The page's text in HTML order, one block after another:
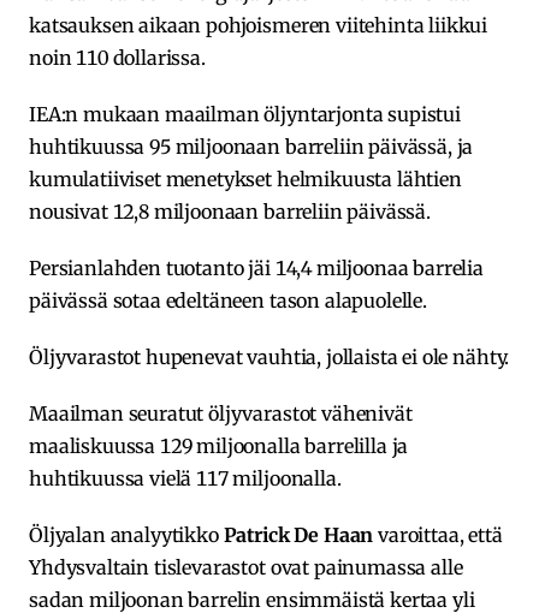
katsauksen aikaan pohjoismeren viitehinta liikkui
noin 110 dollarissa.
IEA:n mukaan maailman öljyntarjonta supistui
huhtikuussa 95 miljoonaan barreliin päivässä, ja
kumulatiiviset menetykset helmikuusta lähtien
nousivat 12,8 miljoonaan barreliin päivässä.
Persianlahden tuotanto jäi 14,4 miljoonaa barrelia
päivässä sotaa edeltäneen tason alapuolelle.
Öljyvarastot hupenevat vauhtia, jollaista ei ole nähty.
Maailman seuratut öljyvarastot vähenivät
maaliskuussa 129 miljoonalla barrelilla ja
huhtikuussa vielä 117 miljoonalla.
Öljyalan analyytikko Patrick De Haan varoittaa, että
Yhdysvaltain tislevarastot ovat painumassa alle
sadan miljoonan barrelin ensimmäistä kertaa yli